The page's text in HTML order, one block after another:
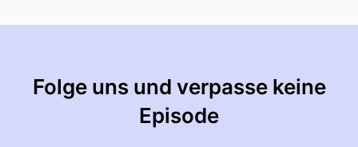
Folge uns und verpasse keine
Episode